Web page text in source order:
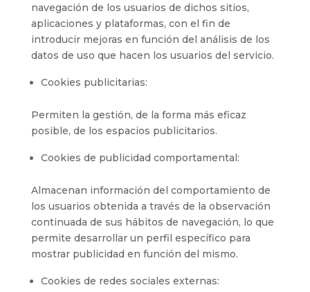
navegación de los usuarios de dichos sitios,
aplicaciones y plataformas, con el fin de
introducir mejoras en función del análisis de los
datos de uso que hacen los usuarios del servicio.
Cookies publicitarias:
Permiten la gestión, de la forma más eficaz
posible, de los espacios publicitarios.
Cookies de publicidad comportamental:
Almacenan información del comportamiento de
los usuarios obtenida a través de la observación
continuada de sus hábitos de navegación, lo que
permite desarrollar un perfil específico para
mostrar publicidad en función del mismo.
Cookies de redes sociales externas: